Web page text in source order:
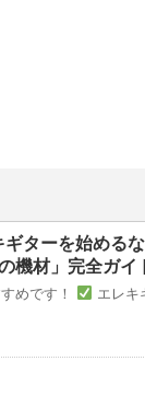
ギターを始める
機材」完全ガイ
めです！
エレキ